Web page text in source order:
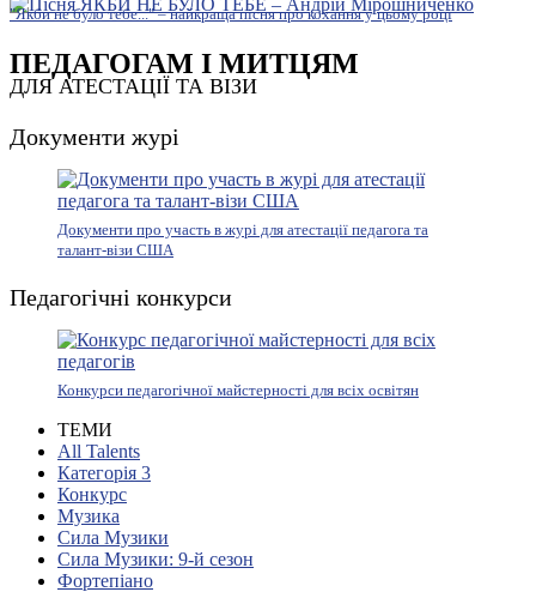
"Якби не було тебе..." – найкраща пісня про кохання у цьому році
ПЕДАГОГАМ І МИТЦЯМ
ДЛЯ АТЕСТАЦІЇ ТА ВІЗИ
Документи журі
Документи про участь в журі для атестації педагога та
талант-візи США
Педагогічні конкурси
Конкурси педагогічної майстерності для всіх освітян
ТЕМИ
All Talents
Категорія 3
Конкурс
Музика
Сила Музики
Сила Музики: 9-й сезон
Фортепіано